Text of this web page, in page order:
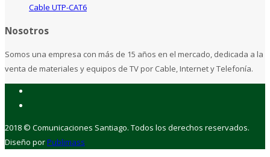
Cable UTP-CAT6
Nosotros
Somos una empresa con más de 15 años en el mercado, dedicada a la
venta de materiales y equipos de TV por Cable, Internet y Telefonía.
2018 © Comunicaciones Santiago. Todos los derechos reservados.
Diseño porPublimass